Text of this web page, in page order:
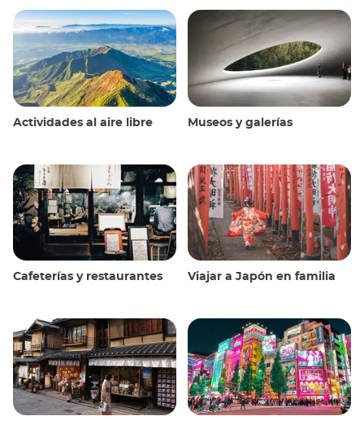
Actividades al aire libre Museos y galerías
Cafeterías y restaurantes Viajar a Japón en familia